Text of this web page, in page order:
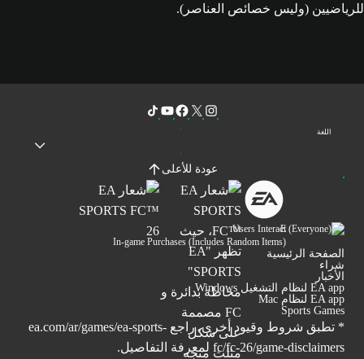
للرياضيين (وليس خصائص العناصر).
اللغة
عودة للأعلى
Users Interact
In-game Purchases (Includes Random Items)
الصفحة الرئيسية
شراء
الأخبار
EA app لنظام التشغيل Windows
EA app لنظام Mac
Sports Games
* تطبق شروط وقيود أخرى. راجع ea.com/ar/games/ea-sports-
fc/fc-26/game-disclaimers لمعرفة التفاصيل.